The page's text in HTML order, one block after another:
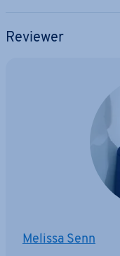
Reviewer
Melissa Senn